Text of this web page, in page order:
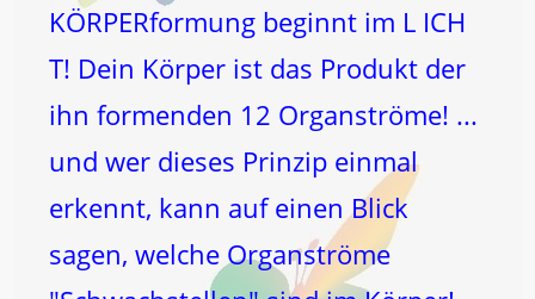
KÖRPERformung beginnt im L ICH
T! Dein Körper ist das Produkt der
ihn formenden 12 Organströme! ...
und wer dieses Prinzip einmal
erkennt, kann auf einen Blick
sagen, welche Organströme